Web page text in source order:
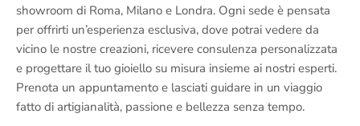
showroom di Roma, Milano e Londra. Ogni sede è pensata
per offrirti un’esperienza esclusiva, dove potrai vedere da
vicino le nostre creazioni, ricevere consulenza personalizzata
e progettare il tuo gioiello su misura insieme ai nostri esperti.
Prenota un appuntamento e lasciati guidare in un viaggio
fatto di artigianalità, passione e bellezza senza tempo.